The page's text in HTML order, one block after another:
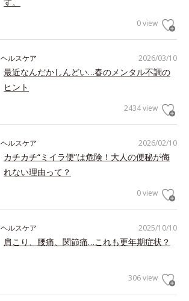
0 view
2026/03/10
ヘルスケア
最近なんだかしんどい…春のメンタル不調の
ヒント
2434 view
2026/02/10
ヘルスケア
カチカチ“ミイラ便”は危険！大人の便秘が侮
れない理由って？
0 view
2025/10/10
ヘルスケア
肩こり、腰痛、関節痛…これも更年期症状？
306 view